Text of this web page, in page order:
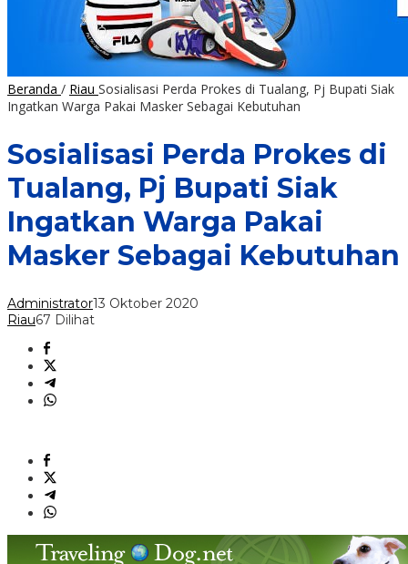
Beranda / Riau Sosialisasi Perda Prokes di Tualang, Pj Bupati Siak
Ingatkan Warga Pakai Masker Sebagai Kebutuhan
Sosialisasi Perda Prokes di
Tualang, Pj Bupati Siak
Ingatkan Warga Pakai
Masker Sebagai Kebutuhan
Administrator13 Oktober 2020
Riau67 Dilihat